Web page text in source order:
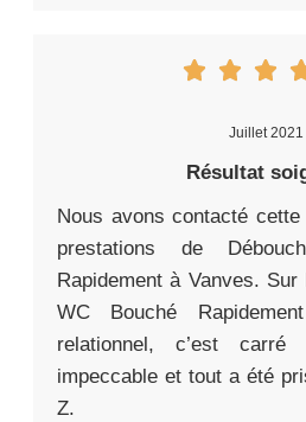
Juillet 2021
Résultat
Nous avons contacté
prestations de
Rapidement à Vanves.
WC Bouché
relationnel, c’est
impeccable et tout a été
Z.